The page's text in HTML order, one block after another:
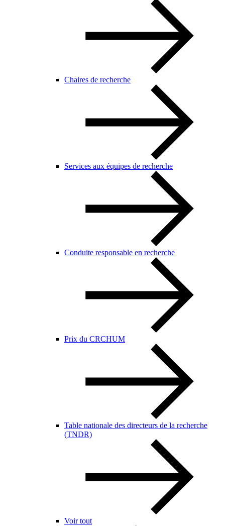
Chaires de recherche
Services aux équipes de recherche
Conduite responsable en recherche
Prix du CRCHUM
Table nationale des directeurs de la recherche
(TNDR)
Voir tout